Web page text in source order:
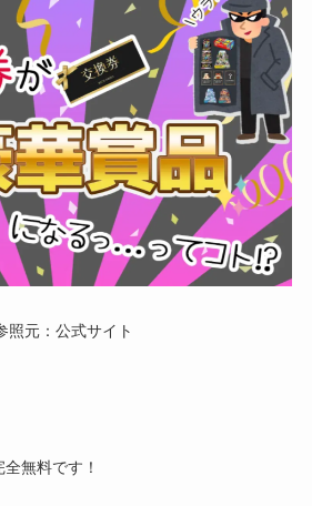
照元：公式サイト
無料です！